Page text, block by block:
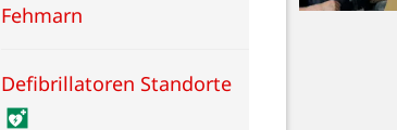
Fehmarn
Defibrillatoren Standorte